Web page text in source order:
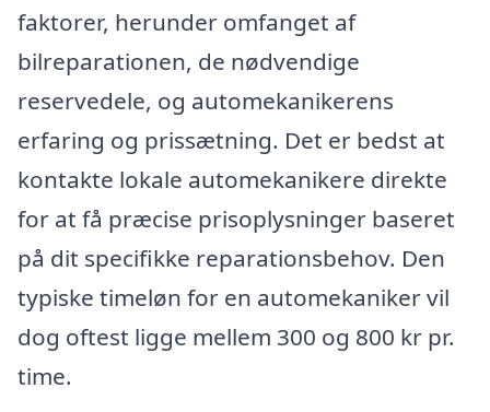
faktorer, herunder omfanget af
bilreparationen, de nødvendige
reservedele, og automekanikerens
erfaring og prissætning. Det er bedst at
kontakte lokale automekanikere direkte
for at få præcise prisoplysninger baseret
på dit specifikke reparationsbehov. Den
typiske timeløn for en automekaniker vil
dog oftest ligge mellem 300 og 800 kr pr.
time.